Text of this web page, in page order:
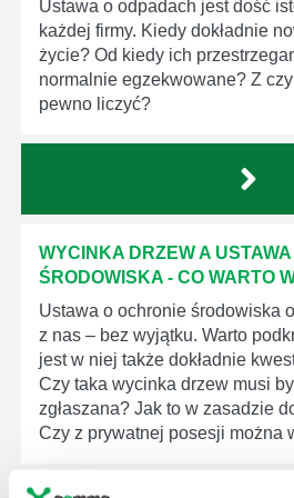
Ustawa o odpadach jest dość
każdej firmy. Kiedy dokładnie
życie? Od kiedy ich
normalnie egzekwowane? Z
pewno liczyć?
WYCINKA DRZEW A
ŚRODOWISKA - CO WARTO
Ustawa o ochronie środowiska
z nas – bez wyjątku. Warto
jest w niej także dokładnie
Czy taka wycinka drzew musi
zgłaszana? Jak to w zasadzie
Czy z prywatnej posesji można